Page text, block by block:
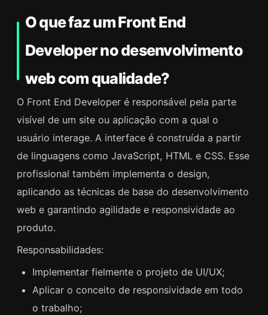
O que faz um Front End
Developer no desenvolvimento
web com qualidade?
O Front End Developer é responsável pela parte
visível de um site ou aplicação com a qual o
usuário interage. A interface é construída a partir
de linguagens como JavaScript, HTML e CSS. Esse
profissional também implementa o design,
aplicando as técnicas de base do desenvolvimento
web e garantindo agilidade e responsividade ao
produto.
Responsabilidades:
Implementar fielmente o projeto de UI/UX;
Aplicar o conceito de responsividade em todo
o trabalho;